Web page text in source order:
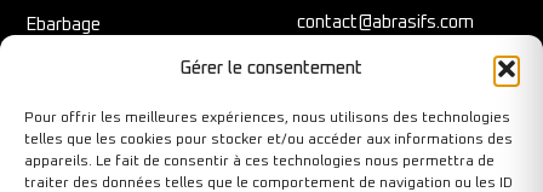
Gérer le consentement
Pour offrir les meilleures expériences, nous utilisons des technologies
telles que les cookies pour stocker et/ou accéder aux informations des
appareils. Le fait de consentir à ces technologies nous permettra de
traiter des données telles que le comportement de navigation ou les ID
Ebarbage
Nettoyage
Outils diamantés
contact@abrasifs.com
Du Lundi au Vendredi